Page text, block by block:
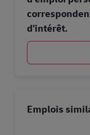
d'intérêt.
Emplois